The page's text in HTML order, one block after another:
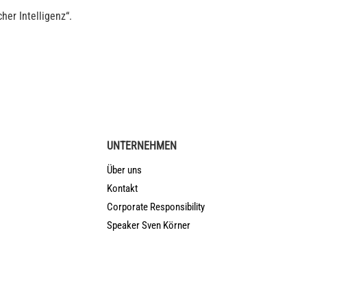
Intelligenz“.
UNTERNEHMEN
Über uns
Kontakt
Corporate Responsibility
Speaker Sven Körner